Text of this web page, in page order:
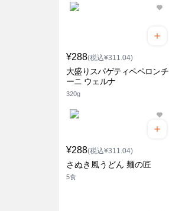
¥288(税込¥311.04)
大盛りスパゲティペペロンチ
ーニ ウェルナ
320g
¥288(税込¥311.04)
さぬき風うどん 麺の匠
5食